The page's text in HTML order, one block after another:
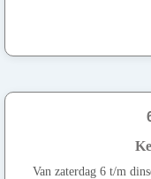
Van zaterdag 6 t/m